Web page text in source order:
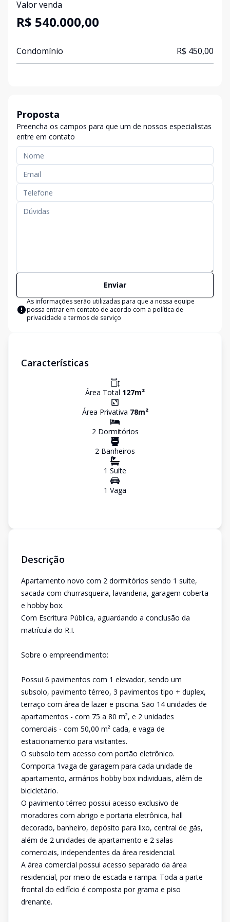
Valor venda
R$ 540.000,00
Condomínio R$ 450,00
Proposta
Preencha os campos para que um de nossos especialistas
entre em contato
Enviar
As informações serão utilizadas para que a nossa equipe
possa entrar em contato de acordo com a política de
privacidade e termos de serviço
Características
Área Total 127m²
Área Privativa 78m²
2Dormitórios
2 Banheiros
1 Suíte
1 Vaga
Descrição
Apartamento novo com 2 dormitórios sendo 1 suíte,
sacada com churrasqueira, lavanderia, garagem coberta
e hobby box.
Com Escritura Pública, aguardando a conclusão da
matrícula do R.I.
Sobre o empreendimento:
Possui 6 pavimentos com 1 elevador, sendo um
subsolo, pavimento térreo, 3 pavimentos tipo + duplex,
terraço com área de lazer e piscina. São 14 unidades de
apartamentos - com 75 a 80 m², e 2 unidades
comerciais - com 50,00 m² cada, e vaga de
estacionamento para visitantes.
O subsolo tem acesso com portão eletrônico.
Comporta 1vaga de garagem para cada unidade de
apartamento, armários hobby box individuais, além de
bicicletário.
O pavimento térreo possui acesso exclusivo de
moradores com abrigo e portaria eletrônica, hall
decorado, banheiro, depósito para lixo, central de gás,
além de 2 unidades de apartamento e 2 salas
comerciais, independentes da área residencial.
A área comercial possui acesso separado da área
residencial, por meio de escada e rampa. Toda a parte
frontal do edifício é composta por grama e piso
drenante.